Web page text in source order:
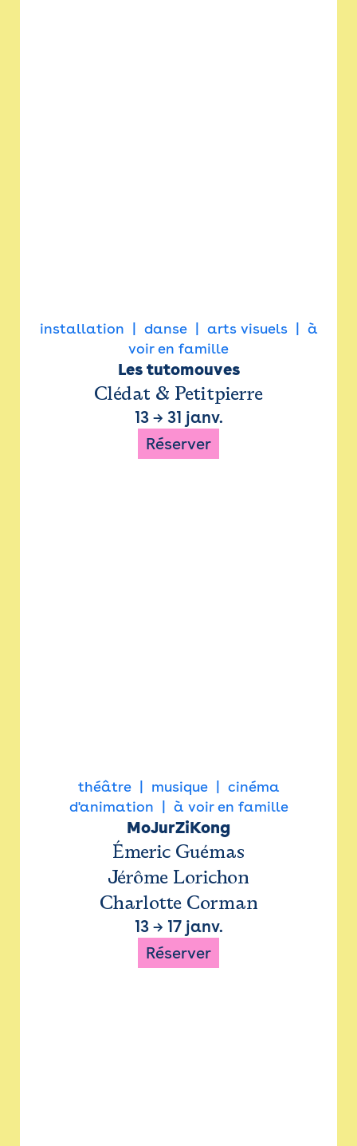
installation danse arts visuels
à
voir en famille
Les tutomouves
Clédat & Petitpierre
13→ 31 janv.
Réserver
théâtre musique
cinéma
d'animation
à voir en famille
MoJurZiKong
Émeric Guémas
Jérôme Lorichon
Charlotte Corman
13→ 17 janv.
Réserver